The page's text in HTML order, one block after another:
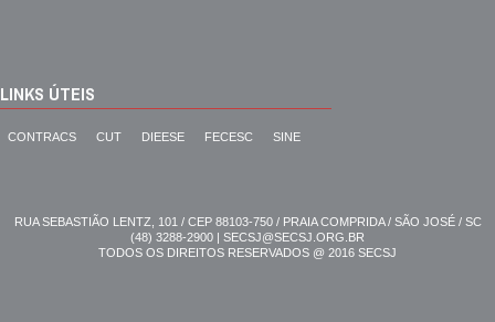
LINKS ÚTEIS
CONTRACS CUT DIEESE FECESC SINE
RUA SEBASTIÃO LENTZ, 101 / CEP 88103-750 / PRAIA COMPRIDA / SÃO JOSÉ / SC
(48) 3288-2900 | SECSJ@SECSJ.ORG.BR
TODOS OS DIREITOS RESERVADOS @ 2016 SECSJ